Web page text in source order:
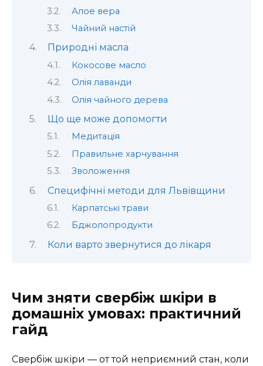
Алое вера
Чайний настій
Природні масла
Кокосове масло
Олія лаванди
Олія чайного дерева
Що ще може допомогти
Медитація
Правильне харчування
Зволоження
Специфічні методи для Львівщини
Карпатські трави
Бджолопродукти
Коли варто звернутися до лікаря
Чим зняти свербіж шкіри в
домашніх умовах: практичний
гайд
Свербіж шкіри — от той неприємний стан, коли